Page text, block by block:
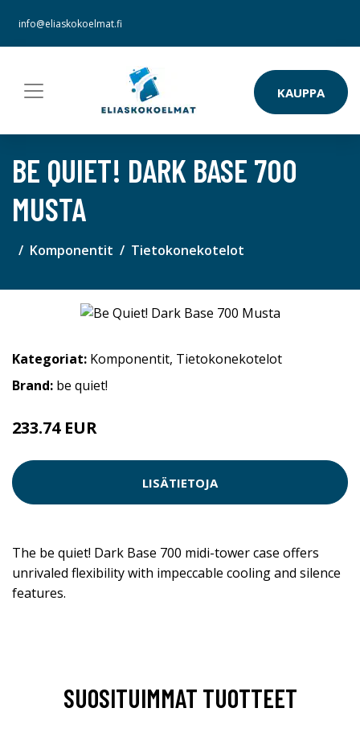
info@eliaskokoelmat.fi
KAUPPA
BE QUIET! DARK BASE 700
MUSTA
Komponentit Tietokonekotelot
Kategoriat: Komponentit, Tietokonekotelot
Brand: be quiet!
233.74 EUR
LISÄTIETOJA
The be quiet! Dark Base 700 midi-tower case offers
unrivaled flexibility with impeccable cooling and silence
features.
SUOSITUIMMAT TUOTTEET